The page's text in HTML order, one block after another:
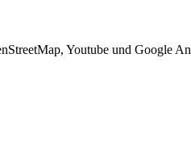
Youtube und Google